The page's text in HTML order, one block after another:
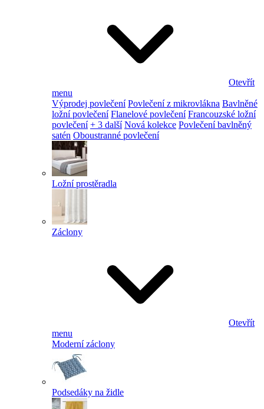
Otevřít
menu
Výprodej povlečení Povlečení z mikrovlákna Bavlněné
ložní povlečení Flanelové povlečení Francouzské ložní
povlečení + 3 další Nová kolekce Povlečení bavlněný
satén Oboustranné povlečení
Ložní prostěradla
Záclony
Otevřít
menu
Moderní záclony
Podsedáky na židle